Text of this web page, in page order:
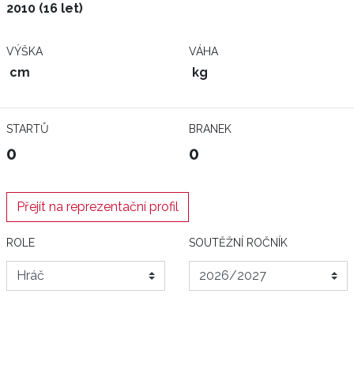
2010 (16 let)
VÝŠKA
cm
VÁHA
kg
STARTŮ
0
BRANEK
0
Přejít na reprezentační profil
ROLE SOUTĚŽNÍ ROČNÍK